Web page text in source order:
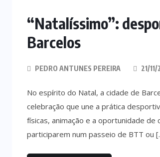
“Natalíssimo”:
Barcelos
PEDRO ANTUNES PEREIRA 21/
No espírito do Natal, a cidade de
celebração que une a prática
físicas, animação e a oportunidade de
participarem num passeio de BTT ou